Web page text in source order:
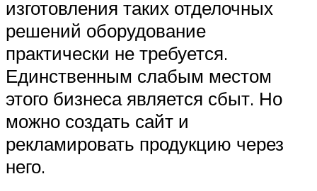
изготовления таких отделочных
решений оборудование
практически не требуется.
Единственным слабым местом
этого бизнеса является сбыт. Но
можно создать сайт и
рекламировать продукцию через
него.